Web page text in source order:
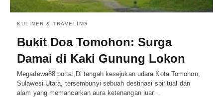
KULINER & TRAVELING
Bukit Doa Tomohon: Surga
Damai di Kaki Gunung Lokon
Megadewa88 portal,Di tengah kesejukan udara Kota Tomohon,
Sulawesi Utara, tersembunyi sebuah destinasi spiritual dan
alam yang memancarkan aura ketenangan luar…